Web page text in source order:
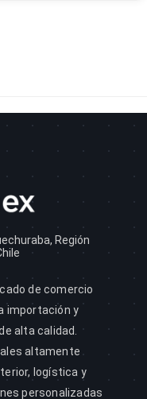
Región
de comercio
importación y
alta calidad.
altamente
logística y
personalizadas